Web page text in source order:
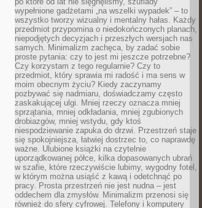
wypełnione gadżetami „na wszelki wypadek” – to
wszystko tworzy wizualny i mentalny hałas. Każdy
przedmiot przypomina o niedokończonych planach,
niepodjętych decyzjach i przeszłych wersjach nas
samych. Minimalizm zachęca, by zadać sobie
proste pytania: czy to jest mi jeszcze potrzebne?
Czy korzystam z tego regularnie? Czy to
przedmiot, który sprawia mi radość i ma sens w
moim obecnym życiu? Kiedy zaczynamy
pozbywać się nadmiaru, doświadczamy często
zaskakującej ulgi. Mniej rzeczy oznacza mniej
sprzątania, mniej odkładania, mniej zgubionych
drobiazgów, mniej wstydu, gdy ktoś
niespodziewanie zapuka do drzwi. Przestrzeń staje
się spokojniejsza, łatwiej dostrzec to, co naprawdę
ważne. Ulubione książki na czytelnie
uporządkowanej półce, kilka dopasowanych ubrań
w szafie, które rzeczywiście lubimy, wygodny fotel,
w którym można usiąść z kawą i odetchnąć po
pracy. Prosta przestrzeń nie jest nudna – jest
oddechem dla zmysłów. Minimalizm przenosi się
również do sfery cyfrowej. Telefony i komputery